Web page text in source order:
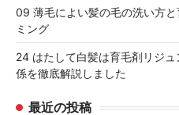
09 薄毛によい髪の毛の洗い方
ミング
24 はたして白髪は育毛剤リジ
係を徹底解説しました
最近の投稿